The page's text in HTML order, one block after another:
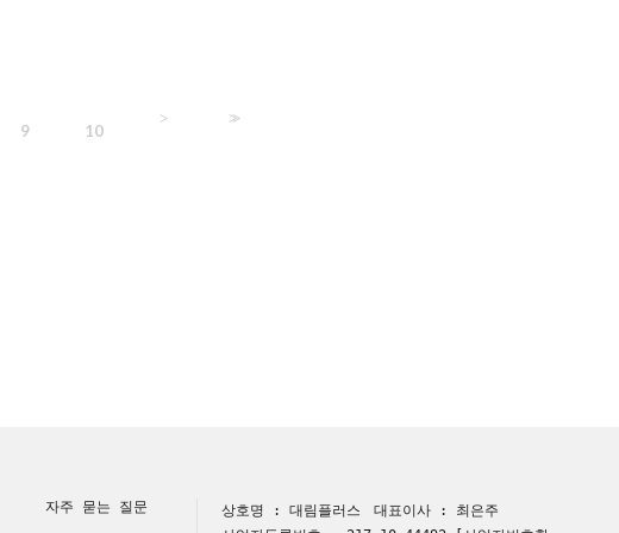
9 10
> >>
자주 묻는 질문 상호명 : 대림플러스
대표이사 : 최은주